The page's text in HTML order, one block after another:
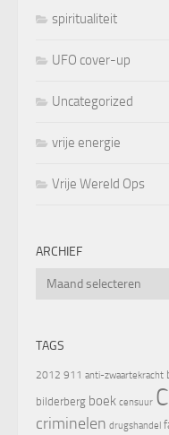
spiritualiteit
UFO cover-up
Uncategorized
vrije energie
Vrije Wereld Ops
ARCHIEF
Archief
TAGS
2012 911 anti-zwaartekracht
bilderberg boek censuur
criminelen drugshandel